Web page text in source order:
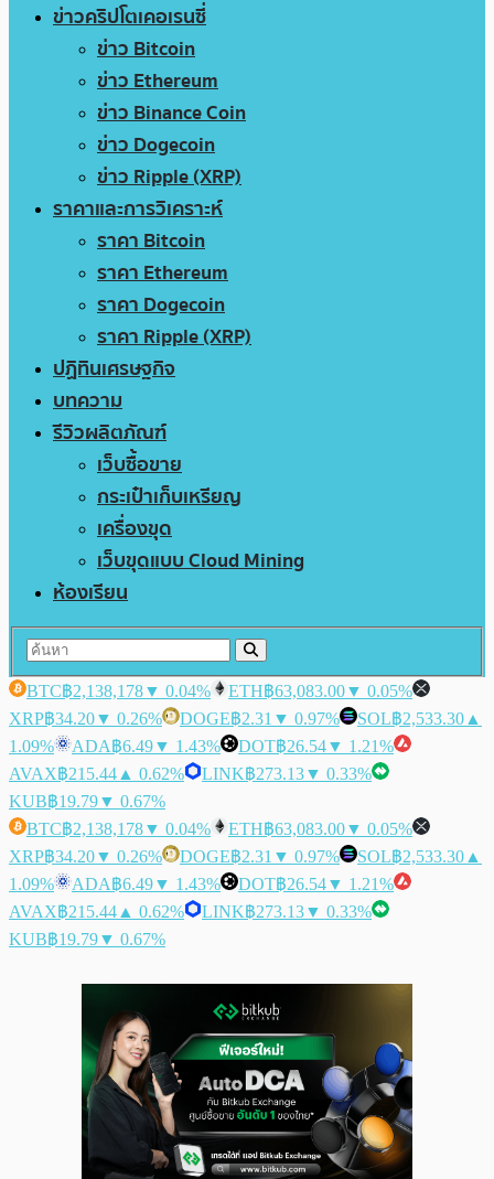
ข่าวคริปโตเคอเรนซี่
ข่าว Bitcoin
ข่าว Ethereum
ข่าว Binance Coin
ข่าว Dogecoin
ข่าว Ripple (XRP)
ราคาและการวิเคราะห์
ราคา Bitcoin
ราคา Ethereum
ราคา Dogecoin
ราคา Ripple (XRP)
ปฏิทินเศรษฐกิจ
บทความ
รีวิวผลิตภัณฑ์
เว็บซื้อขาย
กระเป๋าเก็บเหรียญ
เครื่องขุด
เว็บขุดแบบ Cloud Mining
ห้องเรียน
BTC฿2,138,178▼ 0.04% ETH฿63,083.00▼ 0.05%
XRP฿34.20▼ 0.26% DOGE฿2.31 ▼ 0.97% SOL฿2,533.30 ▲
1.09%
ADA฿6.49▼ 1.43% DOT฿26.54▼ 1.21%
AVAX฿215.44 ▲ 0.62% LINK฿273.13▼ 0.33%
KUB฿19.79▼ 0.67%
BTC฿2,138,178▼ 0.04% ETH฿63,083.00▼ 0.05%
XRP฿34.20▼ 0.26% DOGE฿2.31 ▼ 0.97% SOL฿2,533.30 ▲
1.09%
ADA฿6.49▼ 1.43% DOT฿26.54▼ 1.21%
AVAX฿215.44 ▲ 0.62% LINK฿273.13▼ 0.33%
KUB฿19.79▼ 0.67%